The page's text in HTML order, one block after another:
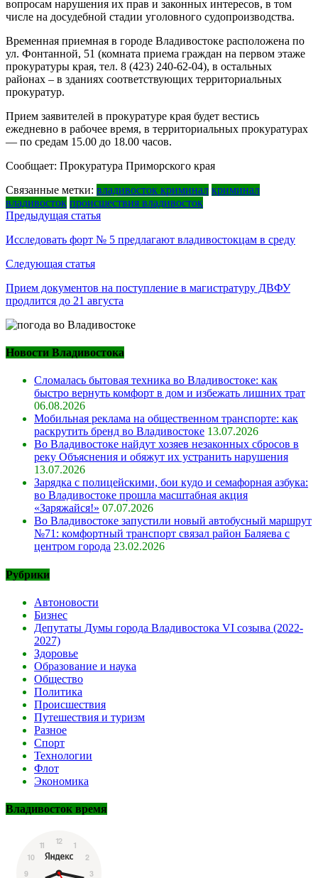
вопросам нарушения их прав и законных интересов, в том
числе на досудебной стадии уголовного судопроизводства.
Временная приемная в городе Владивостоке расположена по
ул. Фонтанной, 51 (комната приема граждан на первом этаже
прокуратуры края, тел. 8 (423) 240-62-04), в остальных
районах – в зданиях соответствующих территориальных
прокуратур.
Прием заявителей в прокуратуре края будет вестись
ежедневно в рабочее время, в территориальных прокуратурах
— по средам 15.00 до 18.00 часов.
Сообщает: Прокуратура Приморского края
Связанные метки: владивосток криминал криминал
владивосток происшествия владивосток
Навигация
по
записям
Предыдущая статья
Исследовать форт № 5 предлагают владивостокцам в среду
Следующая статья
Прием документов на поступление в магистратуру ДВФУ
продлится до 21 августа
Новости Владивостока
Сломалась бытовая техника во Владивостоке: как
быстро вернуть комфорт в дом и избежать лишних трат
06.08.2026
Мобильная реклама на общественном транспорте: как
раскрутить бренд во Владивостоке 13.07.2026
Во Владивостоке найдут хозяев незаконных сбросов в
реку Объяснения и обяжут их устранить нарушения
13.07.2026
Зарядка с полицейскими, бои кудо и семафорная азбука:
во Владивостоке прошла масштабная акция
«Заряжайся!» 07.07.2026
Во Владивостоке запустили новый автобусный маршрут
№71: комфортный транспорт связал район Баляева с
центром города 23.02.2026
Рубрики
Автоновости
Бизнес
Депутаты Думы города Владивостока VI созыва (2022-
2027)
Здоровье
Образование и наука
Общество
Политика
Происшествия
Путешествия и туризм
Разное
Спорт
Технологии
Флот
Экономика
Владивосток время